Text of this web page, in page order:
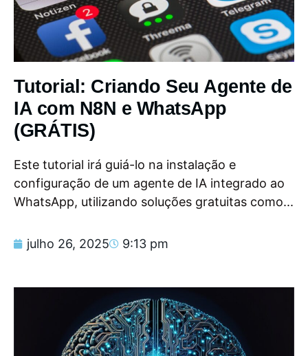
Tutorial: Criando Seu Agente de
IA com N8N e WhatsApp
(GRÁTIS)
Este tutorial irá guiá-lo na instalação e
configuração de um agente de IA integrado ao
WhatsApp, utilizando soluções gratuitas como...
julho 26, 2025 9:13 pm